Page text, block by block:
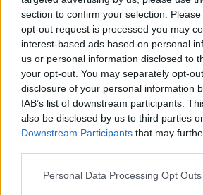
section to confirm your selection.
opt-out request is processed you may
interest-based ads based on personal
us or personal information disclosed to
your opt-out. You may separately opt-
disclosure of your personal information
IAB’s list of downstream participants.
also be disclosed by us to third parties
Downstream Participants that may
Please note that this website/app uses
Personal Data Processing Opt Outs
- Ολοκλήρωση διασύνδεσης
μηχανών με τα POSτους